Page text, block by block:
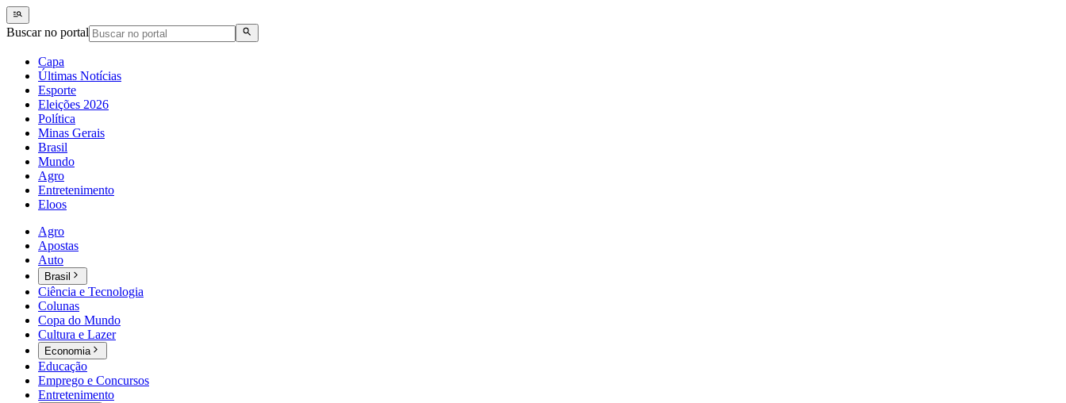
Buscar no portal
Capa
Últimas Notícias
Esporte
Eleições 2026
Política
Minas Gerais
Brasil
Mundo
Agro
Entretenimento
Eloos
Agro
Apostas
Auto
Brasil
Ciência e Tecnologia
Colunas
Copa do Mundo
Cultura e Lazer
Economia
Educação
Emprego e Concursos
Entretenimento